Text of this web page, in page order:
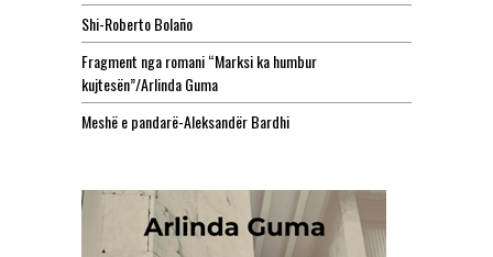
Shi-Roberto Bolaño
Fragment nga romani “Marksi ka humbur
kujtesën”/Arlinda Guma
Meshë e pandarë-Aleksandër Bardhi